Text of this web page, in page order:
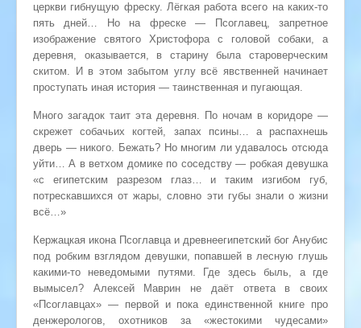
церкви гибнущую фреску. Лёгкая работа всего на каких-то
пять дней… Но на фреске — Псоглавец, запретное
изображение святого Христофора с головой собаки, а
деревня, оказывается, в старину была староверческим
скитом. И в этом забытом углу всё явственней начинает
проступать иная история — таинственная и пугающая.
Много загадок таит эта деревня. По ночам в коридоре —
скрежет собачьих когтей, запах псины… а распахнешь
дверь — никого. Бежать? Но многим ли удавалось отсюда
уйти… А в ветхом домике по соседству — робкая девушка
«с египетским разрезом глаз… и таким изгибом губ,
потрескавшихся от жары, словно эти губы знали о жизни
всё…»
Кержацкая икона Псоглавца и древнеегипетский бог Анубис
под робким взглядом девушки, попавшей в лесную глушь
какими-то неведомыми путями. Где здесь быль, а где
вымысел? Алексей Маврин не даёт ответа в своих
«Псоглавцах» — первой и пока единственной книге про
денжерологов, охотников за «жестокими чудесами»